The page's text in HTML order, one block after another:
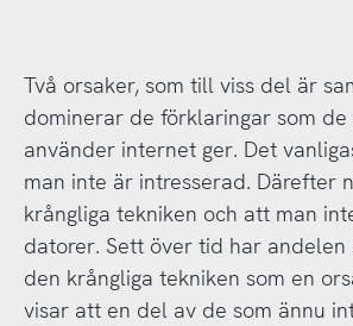
Två orsaker, som till viss del är
dominerar de förklaringar som de
använder internet ger. Det
man inte är intresserad. Därefter
krångliga tekniken och att man
datorer. Sett över tid har andelen
den krångliga tekniken som en
visar att en del av de som ännu